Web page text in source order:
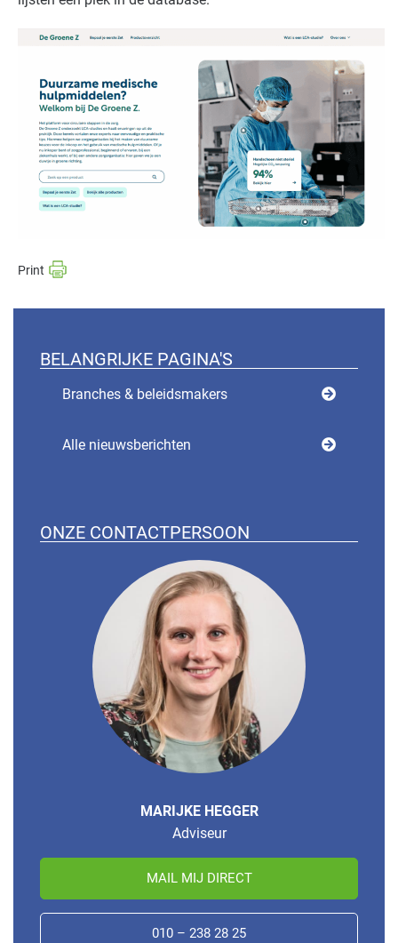
BELANGRIJKE PAGINA'S
Branches & beleidsmakers
Alle nieuwsberichten
ONZE CONTACTPERSOON
MARIJKE HEGGER
Adviseur
MAIL MIJ DIRECT
010 – 238 28 25